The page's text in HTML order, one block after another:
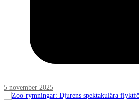
5 november 2025